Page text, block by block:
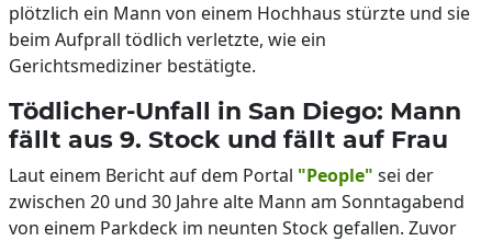
plötzlich ein Mann von einem Hochhaus stürzte und sie
beim Aufprall tödlich verletzte, wie ein
Gerichtsmediziner bestätigte.
Tödlicher-Unfall in San Diego: Mann
fällt aus 9. Stock und fällt auf Frau
Laut einem Bericht auf dem Portal "People" sei der
zwischen 20 und 30 Jahre alte Mann am Sonntagabend
von einem Parkdeck im neunten Stock gefallen. Zuvor